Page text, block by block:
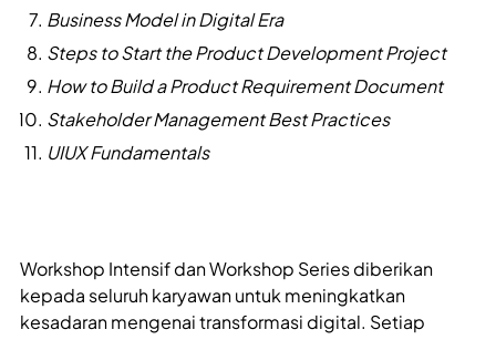
Business Model in Digital Era
Steps to Start the Product Development Project
How to Build a Product Requirement Document
Stakeholder Management Best Practices
UIUX Fundamentals
Workshop Intensif dan Workshop Series diberikan
kepada seluruh karyawan untuk meningkatkan
kesadaran mengenai transformasi digital. Setiap